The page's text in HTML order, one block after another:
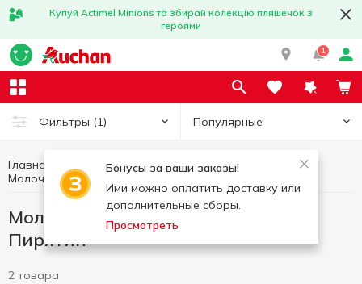
Купуй Actimel Minions та збирай колекцію пляшечок з
героями
1
Фильтры (1) Популярные
Бонусы за ваши заказы!
Ими можно оплатить доставку или
дополнительные сборы.
Просмотреть
Главная
Яйца и молочные продукты
Молочная продукция без лактозы
Молочная продукция без лактозы
Пирятин
2 товара